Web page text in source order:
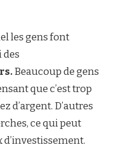
les gens font
des
Beaucoup de gens
que c’est trop
d’argent. D’autres
ce qui peut